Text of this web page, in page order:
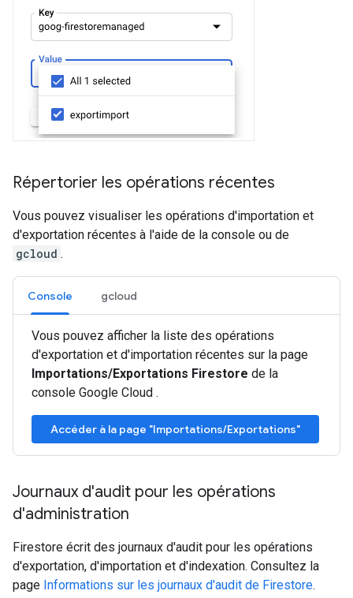
Répertorier les opérations récentes
Vous pouvez visualiser les opérations d'importation et
d'exportation récentes à l'aide de la console ou de
gcloud .
Console gcloud
Vous pouvez afficher la liste des opérations
d'exportation et d'importation récentes sur la page
Importations/Exportations Firestore de la
console Google Cloud .
Accéder à la page "Importations/Exportations"
Journaux d'audit pour les opérations
d'administration
Firestore écrit des journaux d'audit pour les opérations
d'exportation, d'importation et d'indexation. Consultez la
page Informations sur les journaux d'audit de Firestore.